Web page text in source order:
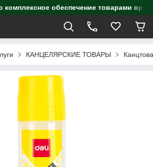
комплексное обеспечение товарами
КАНЦЕЛЯРСКИЕ ТОВАРЫ